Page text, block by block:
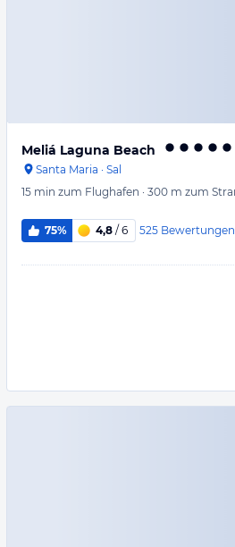
Meliá Laguna Beach
Santa Maria · Sal
15 min zum Flughafen · 300 m zum
75% 4,8 / 6 525 Bewertungen